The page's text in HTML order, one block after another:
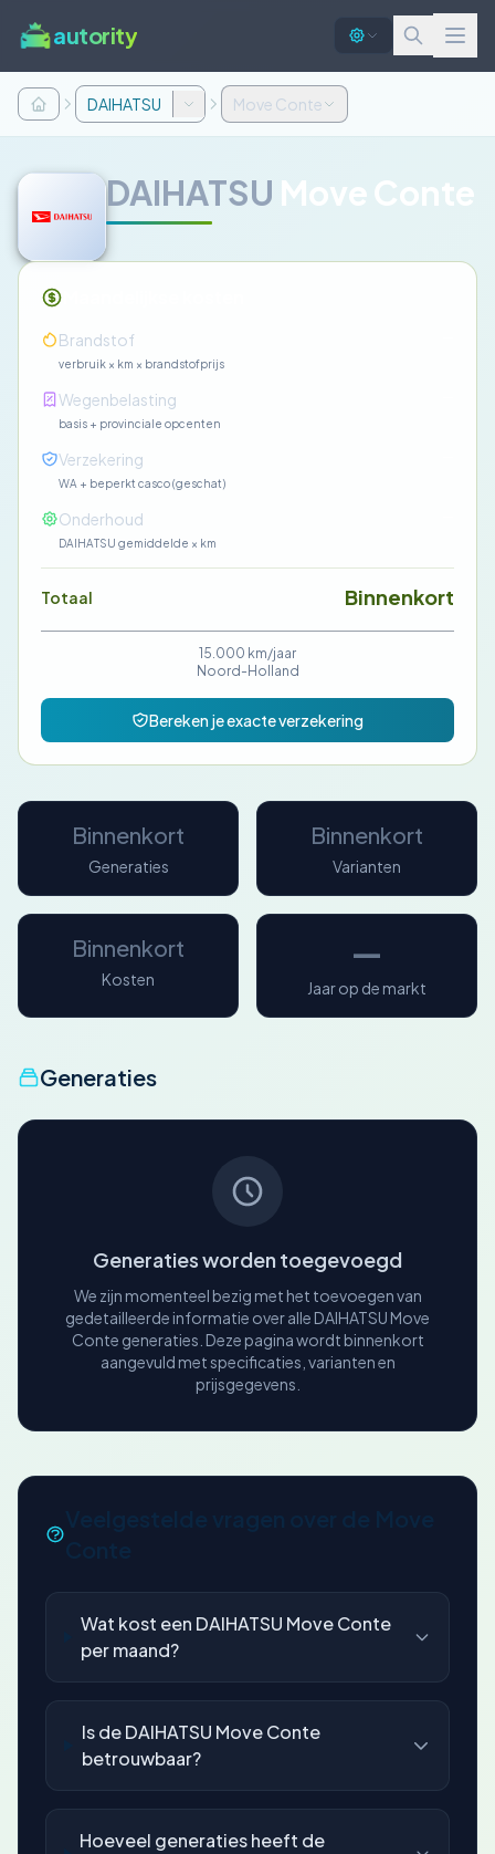
autority
DAIHATSU Move Conte
DAIHATSU Move Conte
Brandstof
verbruik × km × brandstofprijs
Wegenbelasting
basis + provinciale opcenten
Verzekering
WA + beperkt casco (geschat)
Onderhoud
DAIHATSU gemiddelde × km
Totaal Binnenkort
15.000 km/jaar
Noord-Holland
Bereken je exacte verzekering
Binnenkort
Generaties
Binnenkort
Varianten
Binnenkort
Kosten
—
Jaar op de markt
Generaties
Generaties worden toegevoegd
We zijn momenteel bezig met het toevoegen van
gedetailleerde informatie over alle DAIHATSU Move
Conte generaties. Deze pagina wordt binnenkort
aangevuld met specificaties, varianten en
prijsgegevens.
Wat kost een DAIHATSU Move Conte
per maand?
Is de DAIHATSU Move Conte
betrouwbaar?
Hoeveel generaties heeft de